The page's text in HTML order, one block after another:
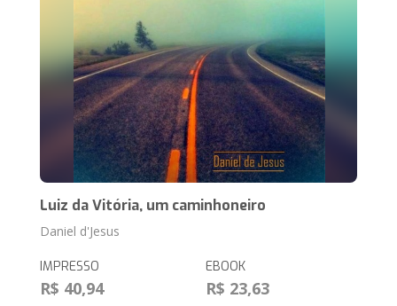
Luiz da Vitória, um caminhoneiro
Daniel d'Jesus
IMPRESSO
R$ 40,94
EBOOK
R$ 23,63